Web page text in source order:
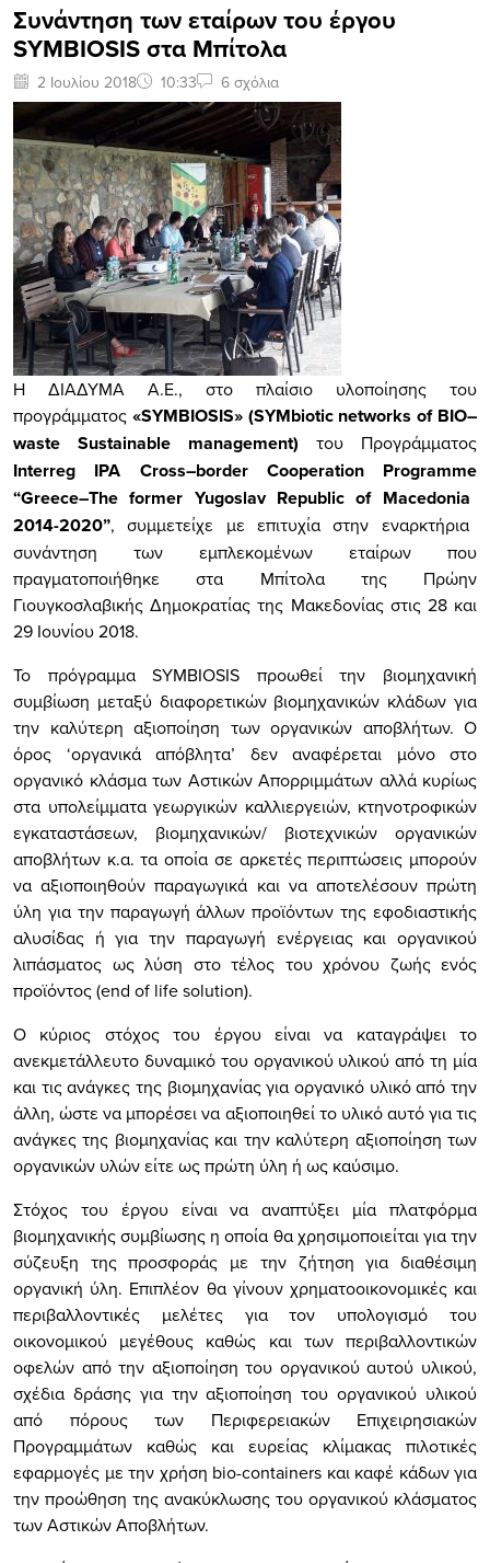
Συνάντηση των εταίρων του έργου
SYMBIOSIS στα Μπίτολα
2 Ιουλίου 2018 10:33 6 σχόλια
Η ΔΙΑΔΥΜΑ Α.Ε., στο πλαίσιο υλοποίησης του
προγράμματος «SYMBIOSIS» (SYMbiotic networks of BIO–
waste
Sustainable management) του Προγράμματος
Interreg IPA Cross–border Cooperation
Programme
“Greece–The former Yugoslav Republic of Macedonia
2014-2020”, συμμετείχε με επιτυχία στην εναρκτήρια
συνάντηση των εμπλεκομένων εταίρων που
πραγματοποιήθηκε στα Μπίτολα της Πρώην
Γιουγκοσλαβικής Δημοκρατίας της Μακεδονίας στις 28 και
29 Ιουνίου 2018.
Το πρόγραμμα SYMBIOSIS προωθεί την βιομηχανική
συμβίωση μεταξύ διαφορετικών βιομηχανικών κλάδων για
την καλύτερη αξιοποίηση των οργανικών αποβλήτων. Ο
όρος ‘οργανικά απόβλητα’ δεν αναφέρεται μόνο στο
οργανικό κλάσμα των Αστικών Απορριμμάτων αλλά κυρίως
στα υπολείμματα γεωργικών καλλιεργειών, κτηνοτροφικών
εγκαταστάσεων, βιομηχανικών/ βιοτεχνικών οργανικών
αποβλήτων κ.α. τα οποία σε αρκετές περιπτώσεις μπορούν
να αξιοποιηθούν παραγωγικά και να αποτελέσουν πρώτη
ύλη για την παραγωγή άλλων προϊόντων της εφοδιαστικής
αλυσίδας ή για την παραγωγή ενέργειας και οργανικού
λιπάσματος ως λύση στο τέλος του χρόνου ζωής ενός
προϊόντος (end of life solution).
Ο κύριος στόχος του έργου είναι να καταγράψει το
ανεκμετάλλευτο δυναμικό του οργανικού υλικού από τη μία
και τις ανάγκες της βιομηχανίας για οργανικό υλικό από την
άλλη, ώστε να μπορέσει να αξιοποιηθεί το υλικό αυτό για τις
ανάγκες της βιομηχανίας και την καλύτερη αξιοποίηση των
οργανικών υλών είτε ως πρώτη ύλη ή ως καύσιμο.
Στόχος του έργου είναι να αναπτύξει μία πλατφόρμα
βιομηχανικής συμβίωσης η οποία θα χρησιμοποιείται για την
σύζευξη της προσφοράς με την ζήτηση για διαθέσιμη
οργανική ύλη. Επιπλέον θα γίνουν χρηματοοικονομικές και
περιβαλλοντικές μελέτες για τον υπολογισμό του
οικονομικού μεγέθους καθώς και των περιβαλλοντικών
οφελών από την αξιοποίηση του οργανικού αυτού υλικού,
σχέδια δράσης για την αξιοποίηση του οργανικού υλικού
από πόρους των Περιφερειακών Επιχειρησιακών
Προγραμμάτων καθώς και ευρείας κλίμακας πιλοτικές
εφαρμογές με την χρήση bio-containers και καφέ κάδων για
την προώθηση της ανακύκλωσης του οργανικού κλάσματος
των Αστικών Αποβλήτων.